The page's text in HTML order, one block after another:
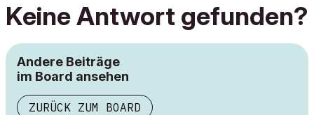
Keine Antwort gefunden?
Andere Beiträge
im Board ansehen
ZURÜCK ZUM BOARD